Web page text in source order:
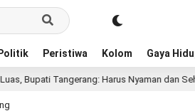
Politik Peristiwa Kolom Gaya
Tangerang: Harus Nyaman dan Sehat